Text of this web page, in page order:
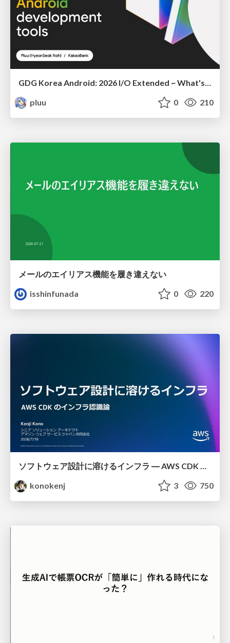
GDG Korea Android: 2026 I/O Extended ~ What's new in Android development tools
pluu
0 210
メールのエイリアス機能を履き違えない
isshinfunada
0 220
konokenj
3 750